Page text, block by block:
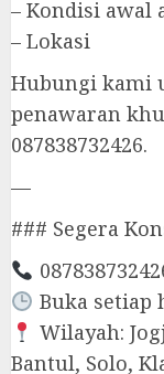
– Kondisi awal
– Lokasi
Hubungi kami
penawaran
087838732426.
—
### Segera
Buka setiap
Wilayah:
Bantul, Solo,